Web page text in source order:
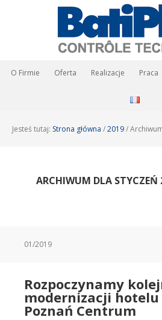
O Firmie Oferta Realizacje Praca
Jesteś tutaj: Strona główna /2019/
ARCHIWUM DLA STYCZEŃ
01/2019
Rozpoczynamy
modernizacji
Poznań Centrum